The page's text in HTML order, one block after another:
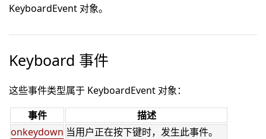
KeyboardEvent 对象。
Keyboard 事件
这些事件类型属于 KeyboardEvent 对象：
事件
描述
onkeydown 当用户正在按下键时，发生此事件。